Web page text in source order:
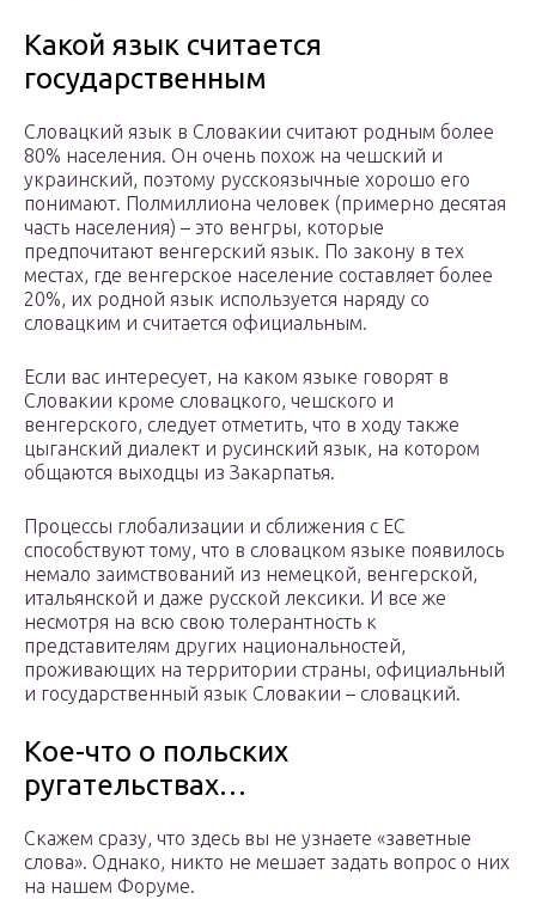
Какой язык считается
государственным
Словацкий язык в Словакии считают родным более
80% населения. Он очень похож на чешский и
украинский, поэтому русскоязычные хорошо его
понимают. Полмиллиона человек (примерно десятая
часть населения) – это венгры, которые
предпочитают венгерский язык. По закону в тех
местах, где венгерское население составляет более
20%, их родной язык используется наряду со
словацким и считается официальным.
Если вас интересует, на каком языке говорят в
Словакии кроме словацкого, чешского и
венгерского, следует отметить, что в ходу также
цыганский диалект и русинский язык, на котором
общаются выходцы из Закарпатья.
Процессы глобализации и сближения с ЕС
способствуют тому, что в словацком языке появилось
немало заимствований из немецкой, венгерской,
итальянской и даже русской лексики. И все же
несмотря на всю свою толерантность к
представителям других национальностей,
проживающих на территории страны, официальный
и государственный язык Словакии – словацкий.
Кое-что о польских
ругательствах…
Скажем сразу, что здесь вы не узнаете «заветные
слова». Однако, никто не мешает задать вопрос о них
на нашем Форуме.